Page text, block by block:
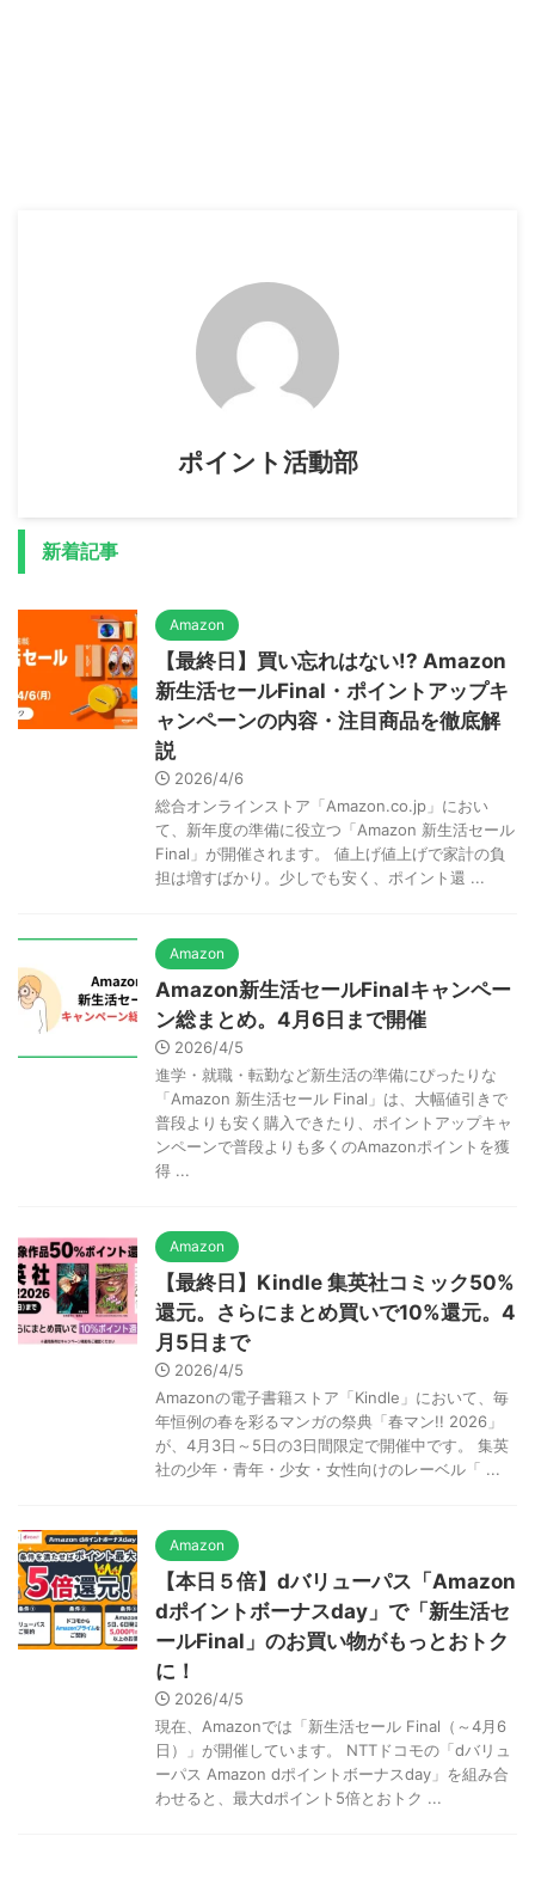
ポイント活動部
新着記事
Amazon
【最終日】買い忘れはない!? Amazon
新生活セールFinal・ポイントアップキ
ャンペーンの内容・注目商品を徹底解
説
2026/4/6
総合オンラインストア「Amazon.co.jp」におい
て、新年度の準備に役立つ「Amazon 新生活セール
Final」が開催されます。 値上げ値上げで家計の負
担は増すばかり。少しでも安く、ポイント還 ...
Amazon
Amazon新生活セールFinalキャンペー
ン総まとめ。4月6日まで開催
2026/4/5
進学・就職・転勤など新生活の準備にぴったりな
「Amazon 新生活セール Final」は、大幅値引きで
普段よりも安く購入できたり、ポイントアップキャ
ンペーンで普段よりも多くのAmazonポイントを獲
得 ...
Amazon
【最終日】Kindle 集英社コミック50%
還元。さらにまとめ買いで10%還元。4
月5日まで
2026/4/5
Amazonの電子書籍ストア「Kindle」において、毎
年恒例の春を彩るマンガの祭典「春マン!! 2026」
が、4月3日～5日の3日間限定で開催中です。 集英
社の少年・青年・少女・女性向けのレーベル「 ...
Amazon
【本日５倍】dバリューパス「Amazon
dポイントボーナスday」で「新生活セ
ールFinal」のお買い物がもっとおトク
に！
2026/4/5
現在、Amazonでは「新生活セール Final（～4月6
日）」が開催しています。 NTTドコモの「dバリュ
ーパス Amazon dポイントボーナスday」を組み合
わせると、最大dポイント5倍とおトク ...